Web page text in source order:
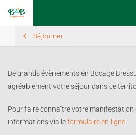
Séjourner
De grands évènements en Bocage
agréablement votre séjour dans ce
Pour faire connaître votre
informations via leformulaire en ligne